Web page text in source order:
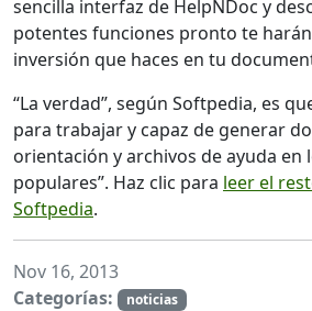
sencilla interfaz de HelpNDoc y
potentes funciones pronto te
inversión que haces en tu
“La verdad”, según Softpedia, es
para trabajar y capaz de generar
orientación y archivos de ayuda en
populares”. Haz clic para leer el
Softpedia.
Nov 16, 2013
Categorías:
noticias